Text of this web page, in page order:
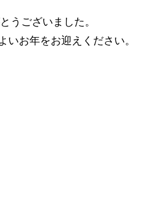
うございました。
いお年をお迎えください。